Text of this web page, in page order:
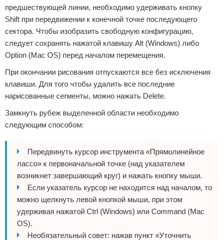
предшествующей линии, необходимо удерживать кнопку
Shift при передвижении к конечной точке последующего
сектора. Чтобы изобразить свободную конфигурацию,
следует сохранять нажатой клавишу Alt (Windows) либо
Option (Mac OS) перед началом перемещения.
При окончании рисования отпускаются все без исключения
клавиши. Для того чтобы удалить все последние
нарисованные сегменты, можно нажать Delete.
Замкнуть рубеж выделенной области необходимо
следующим способом:
Передвинуть курсор инструмента «Прямолинейное
лассо» к первоначальной точке (над указателем
возникнет завершающий круг) и нажать кнопку мыши.
Если указатель курсор не находится над началом, то
можно щелкнуть левой кнопкой мыши, при этом
удерживая нажатой Ctrl (Windows) или Command (Mac
OS).
Необязательный совет: нажав пункт «Уточнить